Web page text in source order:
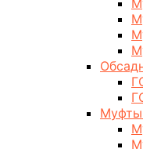
Муфты